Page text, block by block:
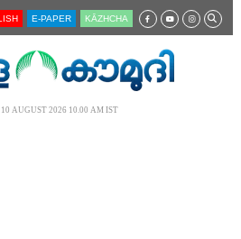
E-PAPER KĀZHCHA
AUGUST 2026 10.00 AM IST